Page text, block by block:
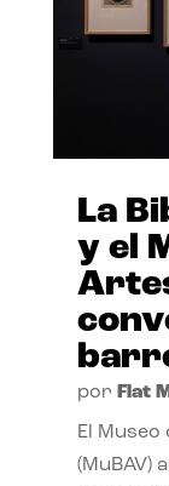
La
y el
por Flat
El Museo
(MuBAV)